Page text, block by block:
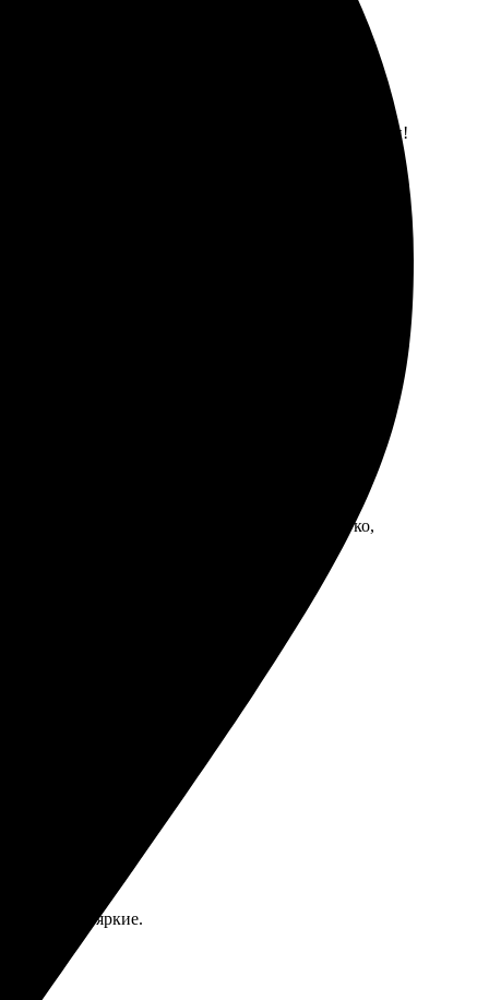
размер и загрузить файлы. Ожидала несколько
Обязательно вернусь за новыми заказами!
яркие цвета. Всё сделано на совесть.
все быстро нашел. Оформление прошло легко,
всем!
четкие и яркие.